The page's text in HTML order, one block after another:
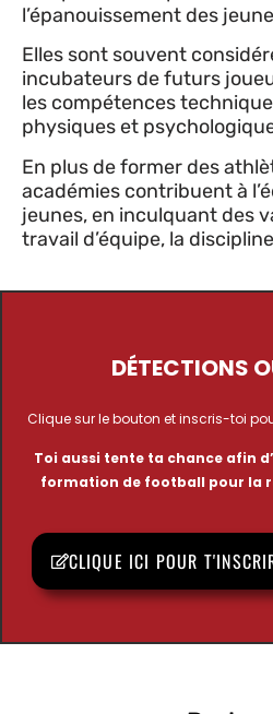
l’épanouissement des
Elles sont souvent
incubateurs de futurs
les compétences
physiques et
En plus de former des
académies contribuent à
jeunes, en inculquant des
travail d’équipe, la
DÉTECTIONS
Clique sur le bouton et inscris-toi
Toi aussi tente ta chance afin
formation de football pour la
CLIQUE ICI POUR